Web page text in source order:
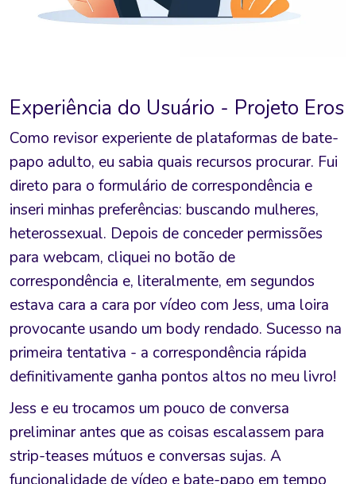
Experiência do Usuário - Projeto Eros
Como revisor experiente de plataformas de bate-
papo adulto, eu sabia quais recursos procurar. Fui
direto para o formulário de correspondência e
inseri minhas preferências: buscando mulheres,
heterossexual. Depois de conceder permissões
para webcam, cliquei no botão de
correspondência e, literalmente, em segundos
estava cara a cara por vídeo com Jess, uma loira
provocante usando um body rendado. Sucesso na
primeira tentativa - a correspondência rápida
definitivamente ganha pontos altos no meu livro!
Jess e eu trocamos um pouco de conversa
preliminar antes que as coisas escalassem para
strip-teases mútuos e conversas sujas. A